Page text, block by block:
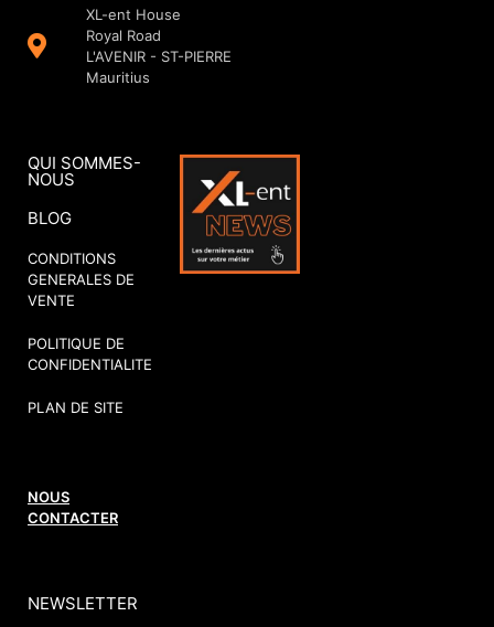
XL-ent House
Royal Road
L'AVENIR - ST-PIERRE
Mauritius
QUI SOMMES-
NOUS
BLOG
CONDITIONS
GENERALES DE
VENTE
POLITIQUE DE
CONFIDENTIALITE
PLAN DE SITE
NOUS
CONTACTER
NEWSLETTER